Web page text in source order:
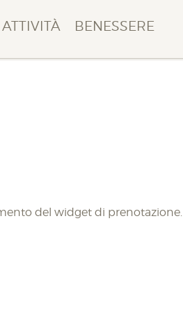
ATTIVITÀ BENESSERE
del widget di prenotazione.